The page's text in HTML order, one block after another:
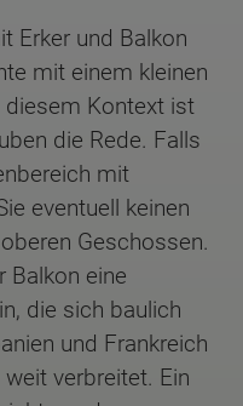
Erker und Balkon
mit einem kleinen
diesem Kontext ist
die Rede. Falls
mit
eventuell keinen
Geschossen.
Balkon eine
die sich baulich
und Frankreich
verbreitet. Ein